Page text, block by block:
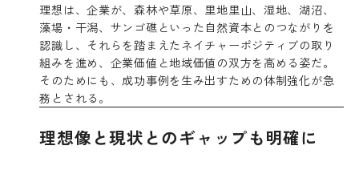
理想は、企業が、森林や草原、里地里山、湿地、湖沼、
藻場・干潟、サンゴ礁といった自然資本とのつながりを
認識し、それらを踏まえたネイチャーポジティブの取り
組みを進め、企業価値と地域価値の双方を高める姿だ。
そのためにも、成功事例を生み出すための体制強化が急
務とされる。
理想像と現状とのギャップも明確に